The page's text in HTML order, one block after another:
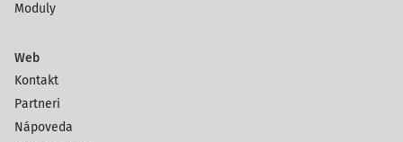
Moduly
Web
Kontakt
Partneri
Nápoveda